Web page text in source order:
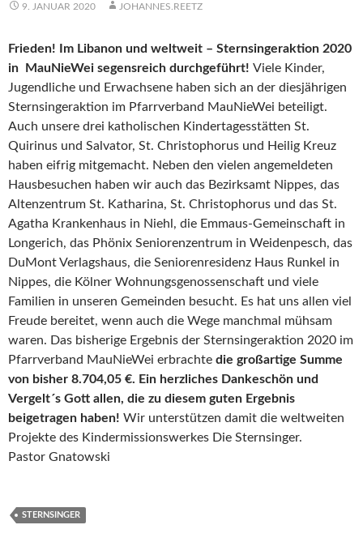
9. JANUAR 2020 JOHANNES.REETZ
Frieden! Im Libanon und weltweit – Sternsingeraktion 2020
in MauNieWei segensreich durchgeführt! Viele Kinder,
Jugendliche und Erwachsene haben sich an der diesjährigen
Sternsingeraktion im Pfarrverband MauNieWei beteiligt.
Auch unsere drei katholischen Kindertagesstätten St.
Quirinus und Salvator, St. Christophorus und Heilig Kreuz
haben eifrig mitgemacht. Neben den vielen angemeldeten
Hausbesuchen haben wir auch das Bezirksamt Nippes, das
Altenzentrum St. Katharina, St. Christophorus und das St.
Agatha Krankenhaus in Niehl, die Emmaus-Gemeinschaft in
Longerich, das Phönix Seniorenzentrum in Weidenpesch, das
DuMont Verlagshaus, die Seniorenresidenz Haus Runkel in
Nippes, die Kölner Wohnungsgenossenschaft und viele
Familien in unseren Gemeinden besucht. Es hat uns allen viel
Freude bereitet, wenn auch die Wege manchmal mühsam
waren. Das bisherige Ergebnis der Sternsingeraktion 2020 im
Pfarrverband MauNieWei erbrachte die großartige Summe
von bisher 8.704,05 €. Ein herzliches Dankeschön und
Vergelt´s Gott allen, die zu diesem guten Ergebnis
beigetragen haben! Wir unterstützen damit die weltweiten
Projekte des Kindermissionswerkes Die Sternsinger.
Pastor Gnatowski
STERNSINGER